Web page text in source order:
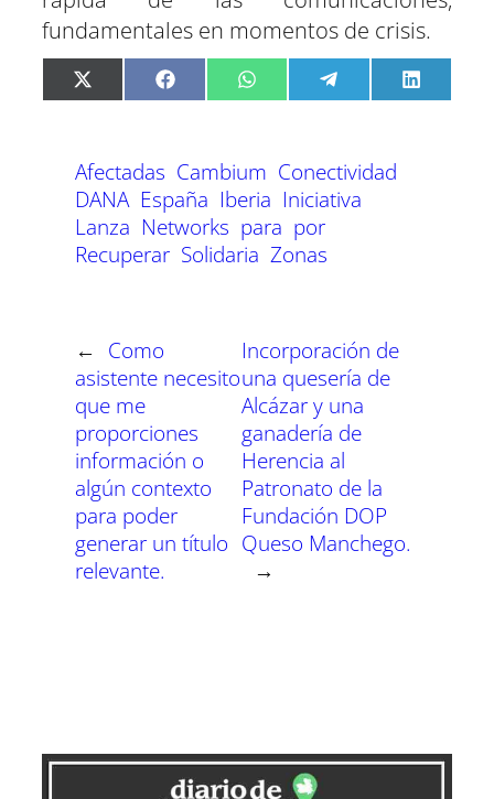
fundamentales en momentos de crisis.
C
o
a
r
t
i
r
e
n
X
(
i
t
t
e
r
)
C
o
r
t
i
r
e
n
F
a
b
o
o
k
C
o
r
t
i
r
e
n
W
h
A
p
p
C
o
r
t
i
e
g
r
a
m
C
o
L
i
Afectadas Cambium Conectividad
DANA España Iberia Iniciativa
Lanza Networks para por
Recuperar Solidaria Zonas
← Como
asistente necesito
que me
proporciones
información o
algún contexto
para poder
generar un título
relevante.
Incorporación de
una quesería de
Alcázar y una
ganadería de
Herencia al
Patronato de la
Fundación DOP
Queso Manchego.
→